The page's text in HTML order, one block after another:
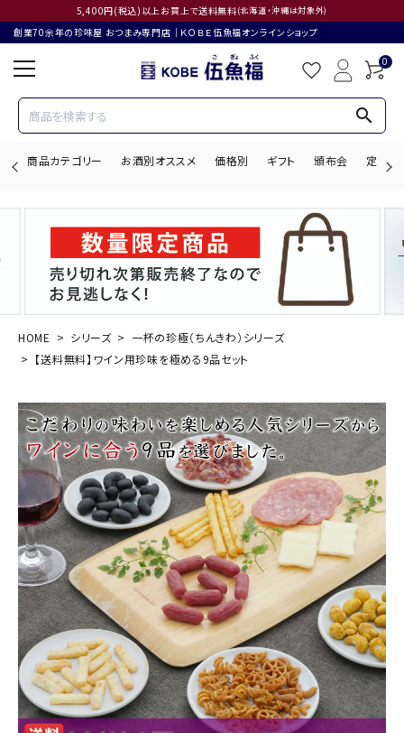
5,400円(税込)以上お買上で送料無料(北海道・沖縄は対象外)
創業70余年の珍味屋 おつまみ専門店│ＫＯＢＥ伍魚福オンラインショップ
0
search
商品カテゴリー お酒別オススメ 価格別 ギフト 頒布会 定期購
search
ACCOUNT MENU
商品カテゴリー
お酒別オススメ
価格別
お問い合わせ
ご利用ガイド
直営店
HOME シリーズ
一杯の珍極（ちんきわ）シリーズ
【送料無料】ワイン用珍味を極める9品セット